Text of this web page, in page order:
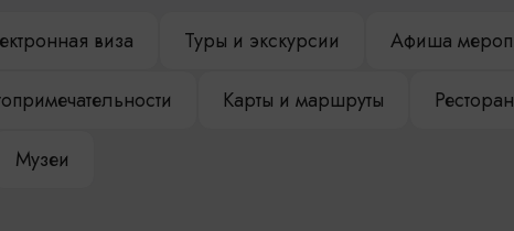
виза Туры и экскурсии Афиша
Карты и маршруты
Музеи